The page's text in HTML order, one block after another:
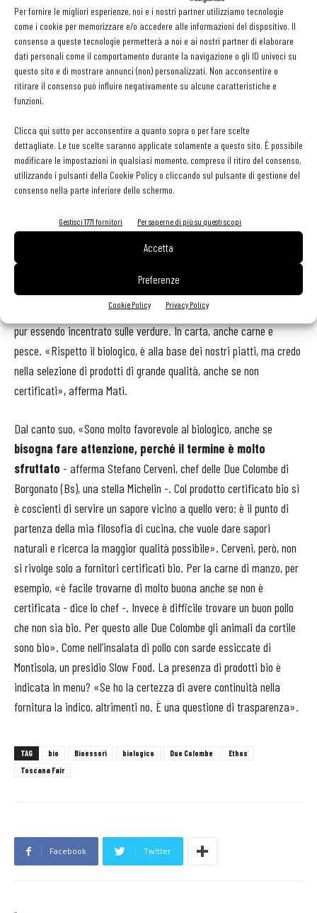
Per fornire le migliori esperienze, noi e i nostri partner utilizziamo tecnologie
come i cookie per memorizzare e/o accedere alle informazioni del dispositivo. Il
consenso a queste tecnologie permetterà a noi e ai nostri partner di elaborare
dati personali come il comportamento durante la navigazione o gli ID univoci su
questo sito e di mostrare annunci (non) personalizzati. Non acconsentire o
ritirare il consenso può influire negativamente su alcune caratteristiche e
funzioni.
Clicca qui sotto per acconsentire a quanto sopra o per fare scelte
dettagliate. Le tue scelte saranno applicate solamente a questo sito. È possibile
modificare le impostazioni in qualsiasi momento, compreso il ritiro del consenso,
utilizzando i pulsanti della Cookie Policy o cliccando sul pulsante di gestione del
consenso nella parte inferiore dello schermo.
Gestisci 1771 fornitori Per saperne di più su questi scopi
Accetta
Preferenze
Cookie Policy Privacy Policy
Toscana Fair di Pistoia, che le verdure se le coltiva nel grande
orto. «L’orto a cassoni rialzati è esteticamente molto bello e
permette di lavorare meglio, perché migliora la gestione dei
parassiti - racconta il contitolare Paolo Mati, la cui famiglia è
proprietaria dal 1909 di un’azienda agricola -. La coltivazione nel
essendo certificata. Per esempio, di norma non usiamo rame, che
pure è consentito dal disciplinare. Facciamo solo alcuni
trattamenti a inizio stagione sui pomodori e le solanacee, per il
resto, pratichiamo lalotta ai parassiti con gli insetti
La produzione spazia dalle varietà locali, come la cipolla di
Certaldo, la zucchina e la melanzana fiorentine, alle varietà più
diverse che Mati si diverte a cercare in giro per il mondo, tra cui
una quarantina di varietà di pomodori, 20 tipi di melanzane e
altrettante di zucchine. Il menu di Toscana Fair non è vegetariano,
pur essendo incentrato sulle verdure. In carta, anche carne e
pesce. «Rispetto il biologico, è alla base dei nostri piatti, ma credo
nella selezione di prodotti di grande qualità, anche se non
certificati», afferma Mati.
Dal canto suo, «Sono molto favorevole al biologico, anche se
bisogna fare attenzione, perché il termine è molto
sfruttato - afferma Stefano Cerveni, chef delle Due Colombe di
Borgonato (Bs), una stella Michelin -. Col prodotto certificato bio si
è coscienti di servire un sapore vicino a quello vero: è il punto di
partenza della mia filosofia di cucina, che vuole dare sapori
naturali e ricerca la maggior qualità possibile». Cerveni, però, non
si rivolge solo a fornitori certificati bio. Per la carne di manzo, per
esempio, «è facile trovarne di molto buona anche se non è
certificata - dice lo chef -. Invece è difficile trovare un buon pollo
che non sia bio. Per questo alle Due Colombe gli animali da cortile
sono bio». Come nell’insalata di pollo con sarde essiccate di
Montisola, un presidio Slow Food. La presenza di prodotti bio è
indicata in menu? «Se ho la certezza di avere continuità nella
fornitura la indico, altrimenti no. È una questione di trasparenza».
TAG bio Bioessorì biologico Due Colombe
Ethos
Toscana Fair
Facebook Twitter